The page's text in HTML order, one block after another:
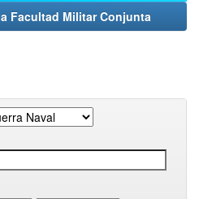
Facultad Militar Conjunta